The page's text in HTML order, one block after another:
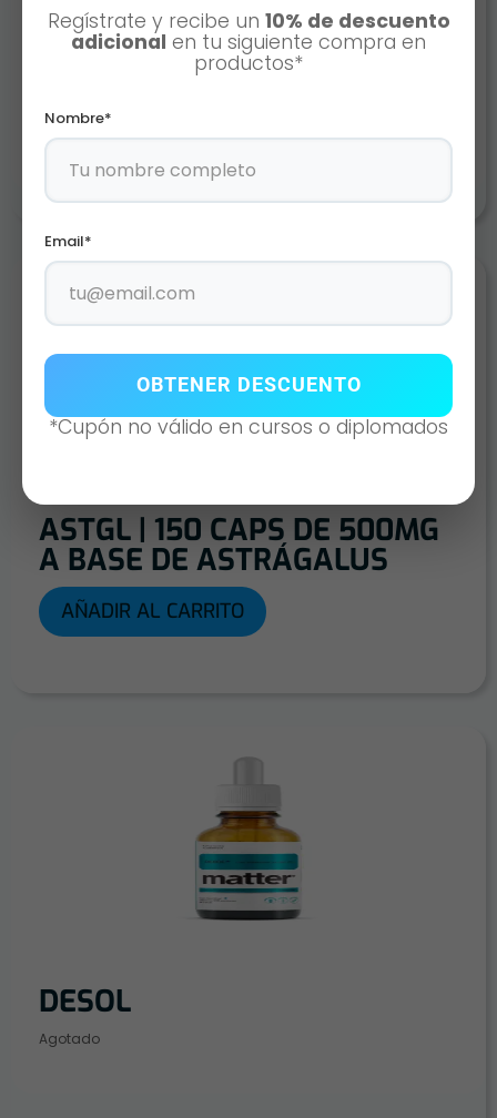
D-FENCE
AÑADIR AL CARRITO
ASTGL | 150 CAPS DE 500MG
A BASE DE ASTRÁGALUS
AÑADIR AL CARRITO
DESOL
Agotado
Regístrate y recibe un 10% de descuento
adicional en tu siguiente compra en
productos*
Nombre*
Email*
OBTENER DESCUENTO
*Cupón no válido en cursos o diplomados